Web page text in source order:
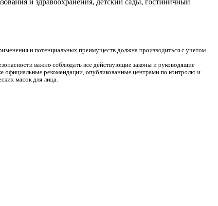
и здравоохранения, детский сады, гостиничный
и потенциальных преимуществ должна производиться с учетом
важно соблюдать все действующие законы и руководящие
официальные рекомендации, опубликованные центрами по контролю и
масок для лица.